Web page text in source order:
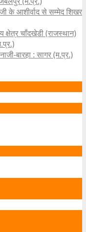
जी के आशीर्वाद से सम्मेद शिखर
क्षेत्र चाँदखेडी (राजस्थान)
बारहा : सागर (म.प्र.)